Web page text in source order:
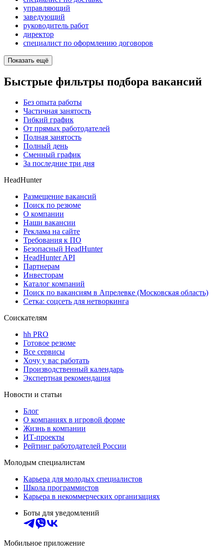
управляющий
заведующий
руководитель работ
директор
специалист по оформлению договоров
Показать ещё
Быстрые фильтры подбора вакансий
Без опыта работы
Частичная занятость
Гибкий график
От прямых работодателей
Полная занятость
Полный день
Сменный график
За последние три дня
HeadHunter
Размещение вакансий
Поиск по резюме
О компании
Наши вакансии
Реклама на сайте
Требования к ПО
Безопасный HeadHunter
HeadHunter API
Партнерам
Инвесторам
Каталог компаний
Поиск по вакансиям в Апрелевке (Московская область)
Сетка: соцсеть для нетворкинга
Соискателям
hh PRO
Готовое резюме
Все сервисы
Хочу у вас работать
Производственный календарь
Экспертная рекомендация
Новости и статьи
Блог
О компаниях в игровой форме
Жизнь в компании
ИТ-проекты
Рейтинг работодателей России
Молодым специалистам
Карьера для молодых специалистов
Школа программистов
Карьера в некоммерческих организациях
Боты для уведомлений
Мобильное приложение